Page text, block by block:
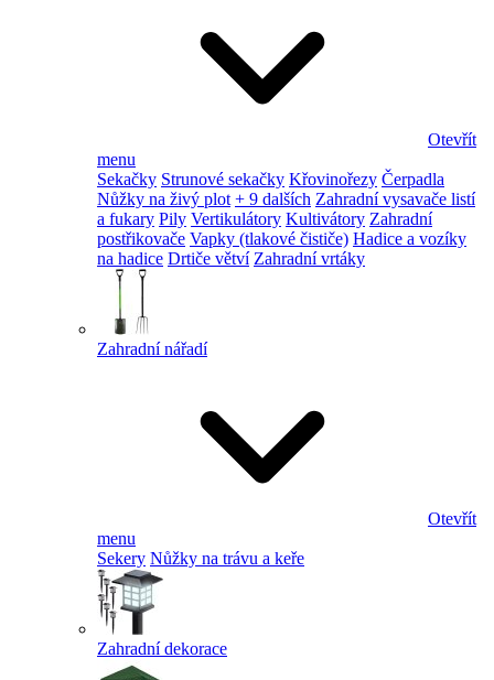
Otevřít
menu
Sekačky Strunové sekačky Křovinořezy Čerpadla
Nůžky na živý plot + 9 dalších Zahradní vysavače listí
a fukary Pily Vertikulátory Kultivátory Zahradní
postřikovače Vapky (tlakové čističe) Hadice a vozíky
na hadice Drtiče větví Zahradní vrtáky
Zahradní nářadí
Otevřít
menu
Sekery Nůžky na trávu a keře
Zahradní dekorace